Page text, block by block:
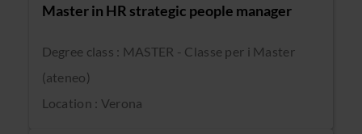
Master in HR strategic people manager
Degree class : MASTER - Classe per i Master
(ateneo)
Location : Verona